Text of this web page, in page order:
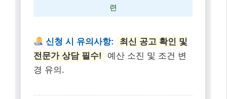
련
신청 시 유의사항:
최신 공고 확인 및
전문가 상담 필수!
예산 소진 및 조건 변
경 유의.